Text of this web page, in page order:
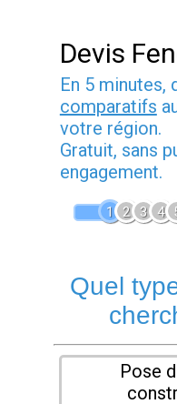
Devis
En 5 minutes,
comparatifs
votre région.
Gratuit, sans
engagement.
1 2 3 4
Quel
Pose